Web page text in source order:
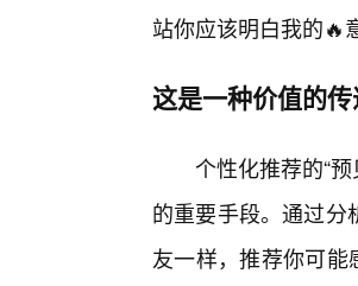
站你应该明白我的🔥
这是一种价值的
个性化推荐的“
的重要手段。通过分
友一样，推荐你可能